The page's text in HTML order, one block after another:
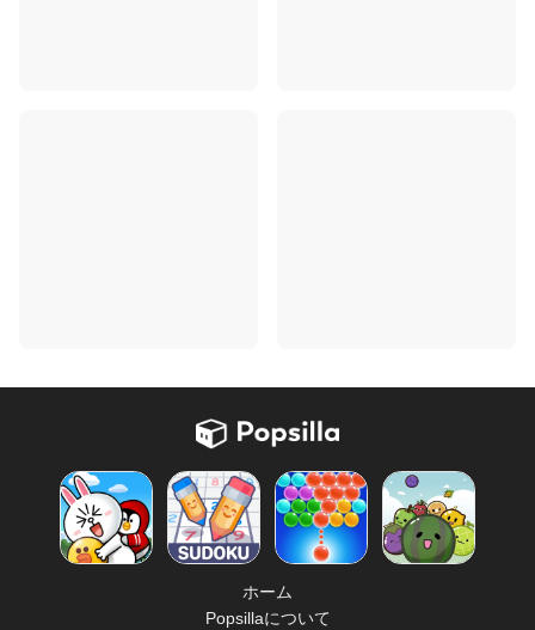
ホーム
Popsillaについて